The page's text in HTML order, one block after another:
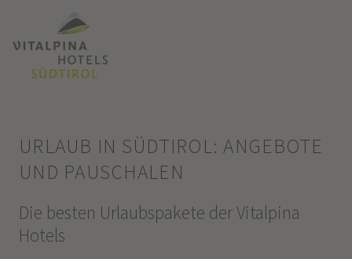
URLAUB IN SÜDTIROL: ANGEBOTE
UND PAUSCHALEN
Die besten Urlaubspakete der Vitalpina
Hotels